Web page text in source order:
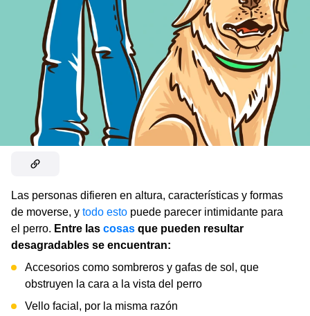
Las personas difieren en altura, características y formas
de moverse, y todo esto puede parecer intimidante para
el perro. Entre las cosas que pueden resultar
desagradables se encuentran:
Accesorios como sombreros y gafas de sol, que
obstruyen la cara a la vista del perro
Vello facial, por la misma razón